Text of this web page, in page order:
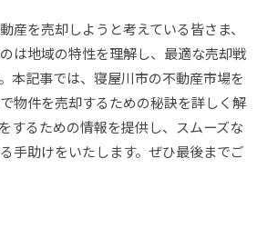
産を売却しようと考えている皆さま、
は地域の特性を理解し、最適な売却戦
本記事では、寝屋川市の不動産市場を
物件を売却するための秘訣を詳しく解
するための情報を提供し、スムーズな
手助けをいたします。ぜひ最後までご